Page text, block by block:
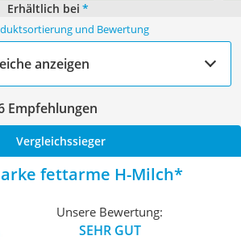
Erhältlich bei *
und Bewertung
anzeigen
Empfehlungen
Vergleichssieger
fettarme H-Milch
Unsere Bewertung:
SEHR GUT